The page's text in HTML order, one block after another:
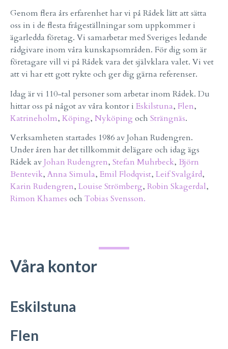
Genom flera års erfarenhet har vi på Rådek lätt att sätta
oss in i de flesta frågeställningar som uppkommer i
ägarledda företag. Vi samarbetar med Sveriges ledande
rådgivare inom våra kunskapsområden. För dig som är
företagare vill vi på Rådek vara det självklara valet. Vi vet
att vi har ett gott rykte och ger dig gärna referenser.
Idag är vi 110-tal personer som arbetar inom Rådek. Du
hittar oss på något av våra kontor i Eskilstuna, Flen,
Katrineholm, Köping, Nyköpingoch Strängnäs.
Verksamheten startades 1986 av Johan Rudengren.
Under åren har det tillkommit delägare och idag ägs
Rådek avJohan Rudengren, Stefan Muhrbeck, Björn
Bentevik, Anna Simula, Emil Flodqvist, Leif Svalgård,
Karin Rudengren, Louise Strömberg, Robin Skagerdal,
Rimon Khames och Tobias Svensson.
Våra kontor
Eskilstuna
Flen